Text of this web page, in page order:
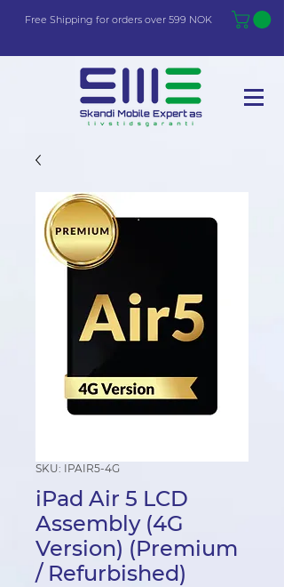
Free Shipping for orders over 599 NOK
SKU: ​​​​​​​IPAIR5-4G
iPad Air 5 LCD
Assembly (4G
Version) (Premium
/ Refurbished)